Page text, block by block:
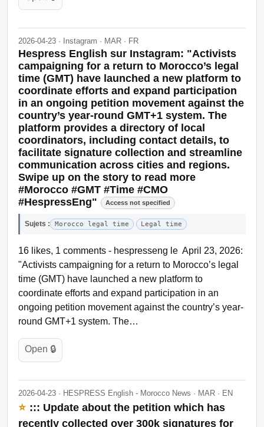
2026-04-23 · Instagram · MAR · FR
Hespress English sur Instagram: "Activists
campaigning for a return to Morocco’s legal
time (GMT) have launched a new platform to
coordinate efforts and expand participation
in an ongoing petition movement against the
country’s year-round GMT+1 system. The
platform provides a directory of local
coordinators, including contact details, to
facilitate signature collection and streamline
communication across cities and regions.
Swipe up on the story to read more
#Morocco #GMT #Time #CMO
#HespressEng"
Access not specified
Sujets : Morocco legal time Legal time
16 likes, 1 comments - hespresseng le April 23, 2026:
"Activists campaigning for a return to Morocco’s legal
time (GMT) have launched a new platform to
coordinate efforts and expand participation in an
ongoing petition movement against the country’s year-
round GMT+1 system. The…
Open 🔒
2026-04-23 · HESPRESS English - Morocco News · MAR · EN
⭐ ::: Update about the petition which has
recently collected over 300k signatures for